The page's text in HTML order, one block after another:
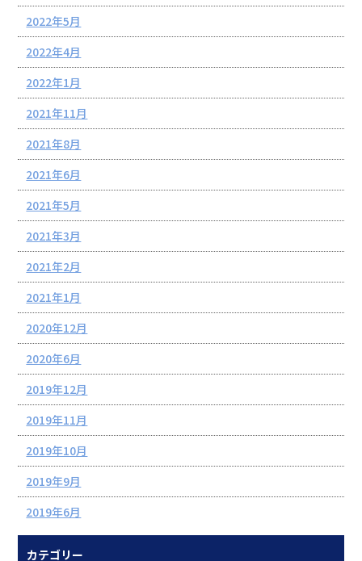
2022年5月
2022年4月
2022年1月
2021年11月
2021年8月
2021年6月
2021年5月
2021年3月
2021年2月
2021年1月
2020年12月
2020年6月
2019年12月
2019年11月
2019年10月
2019年9月
2019年6月
カテゴリー